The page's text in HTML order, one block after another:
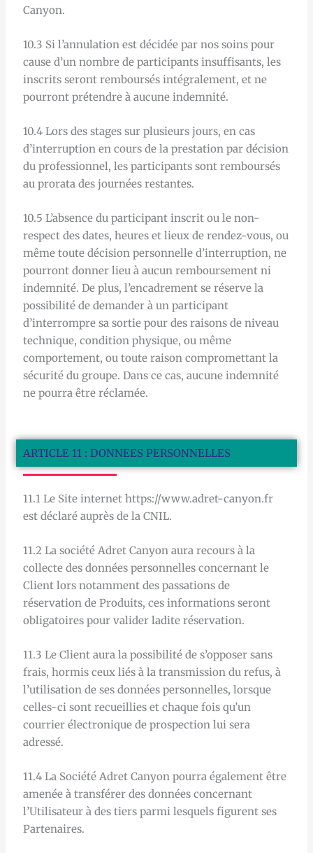
Canyon.
10.3 Si l’annulation est décidée par nos soins pour
cause d’un nombre de participants insuffisants, les
inscrits seront remboursés intégralement, et ne
pourront prétendre à aucune indemnité.
10.4 Lors des stages sur plusieurs jours, en cas
d’interruption en cours de la prestation par décision
du professionnel, les participants sont remboursés
au prorata des journées restantes.
10.5 L’absence du participant inscrit ou le non-
respect des dates, heures et lieux de rendez-vous, ou
même toute décision personnelle d’interruption, ne
pourront donner lieu à aucun remboursement ni
indemnité. De plus, l’encadrement se réserve la
possibilité de demander à un participant
d’interrompre sa sortie pour des raisons de niveau
technique, condition physique, ou même
comportement, ou toute raison compromettant la
sécurité du groupe. Dans ce cas, aucune indemnité
ne pourra être réclamée.
ARTICLE 11 : DONNEES PERSONNELLES
11.1 Le Site internet https://www.adret-canyon.fr
est déclaré auprès de la CNIL.
11.2 La société Adret Canyon aura recours à la
collecte des données personnelles concernant le
Client lors notamment des passations de
réservation de Produits, ces informations seront
obligatoires pour valider ladite réservation.
11.3 Le Client aura la possibilité de s’opposer sans
frais, hormis ceux liés à la transmission du refus, à
l’utilisation de ses données personnelles, lorsque
celles-ci sont recueillies et chaque fois qu’un
courrier électronique de prospection lui sera
adressé.
11.4 La Société Adret Canyon pourra également être
amenée à transférer des données concernant
l’Utilisateur à des tiers parmi lesquels figurent ses
Partenaires.